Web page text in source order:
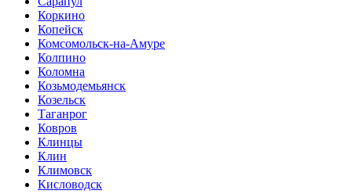
Коркино
Копейск
Комсомольск-на-Амуре
Колпино
Коломна
Козьмодемьянск
Козельск
Таганрог
Ковров
Клинцы
Клин
Климовск
Кисловодск